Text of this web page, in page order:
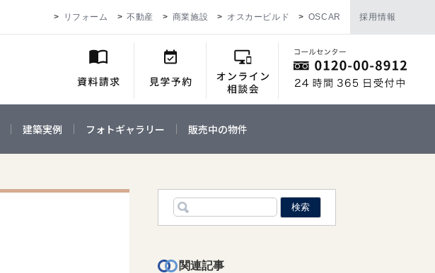
リフォーム 不動産 商業施設 オスカービルド OSCAR 採用情報
建築実例 フォトギャラリー 販売中の物件
関連記事